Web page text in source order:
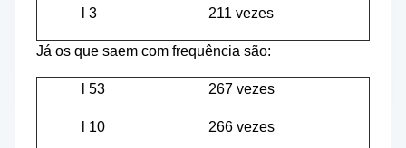
3 211 vezes
Já os que saem com frequência são:
53 267 vezes
10 266 vezes